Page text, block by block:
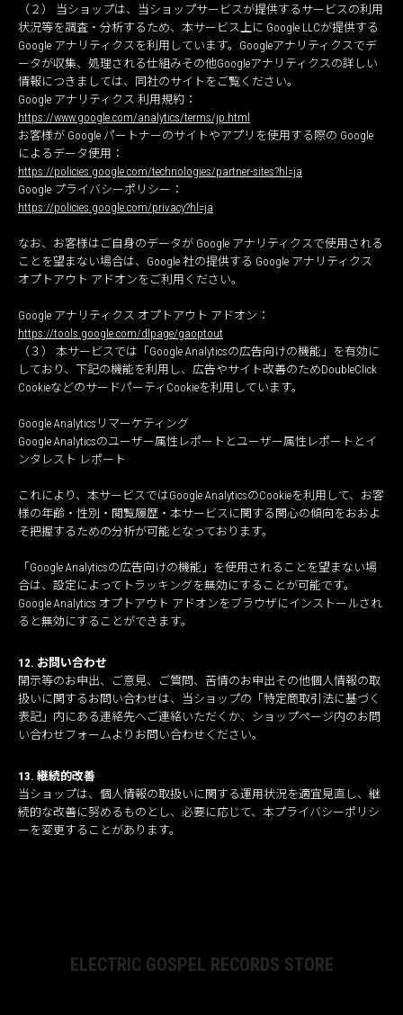
（２） 当ショップは、当ショップサービスが提供するサービスの利用
状況等を調査・分析するため、本サービス上に Google LLCが提供する
Google アナリティクスを利用しています。Googleアナリティクスでデ
ータが収集、処理される仕組みその他Googleアナリティクスの詳しい
情報につきましては、同社のサイトをご覧ください。
Google アナリティクス 利用規約：
https://www.google.com/analytics/terms/jp.html
お客様が Google パートナーのサイトやアプリを使用する際の Google
によるデータ使用：
https://policies.google.com/technologies/partner-sites?hl=ja
Google プライバシーポリシー：
https://policies.google.com/privacy?hl=ja
なお、お客様はご自身のデータが Google アナリティクスで使用される
ことを望まない場合は、Google 社の提供する Google アナリティクス
オプトアウト アドオンをご利用ください。
Google アナリティクス オプトアウト アドオン：
https://tools.google.com/dlpage/gaoptout
（３） 本サービスでは「Google Analyticsの広告向けの機能」を有効に
しており、下記の機能を利用し、広告やサイト改善のためDoubleClick
CookieなどのサードパーティCookieを利用しています。
Google Analyticsリマーケティング
Google Analyticsのユーザー属性レポートとユーザー属性レポートとイ
ンタレスト レポート
これにより、本サービスではGoogle AnalyticsのCookieを利用して、お客
様の年齢・性別・閲覧履歴・本サービスに関する関心の傾向をおおよ
そ把握するための分析が可能となっております。
「Google Analyticsの広告向けの機能」を使用されることを望まない場
合は、設定によってトラッキングを無効にすることが可能です。
Google Analytics オプトアウト アドオンをブラウザにインストールされ
ると無効にすることができます。
12. お問い合わせ
開示等のお申出、ご意見、ご質問、苦情のお申出その他個人情報の取
扱いに関するお問い合わせは、当ショップの「特定商取引法に基づく
表記」内にある連絡先へご連絡いただくか、ショップページ内のお問
い合わせフォームよりお問い合わせください。
13. 継続的改善
当ショップは、個人情報の取扱いに関する運用状況を適宜見直し、継
続的な改善に努めるものとし、必要に応じて、本プライバシーポリシ
ーを変更することがあります。
ELECTRIC GOSPEL RECORDS STORE